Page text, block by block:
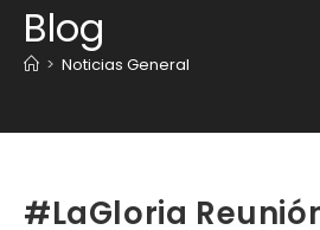
Blog
> Noticias General
#LaGloria